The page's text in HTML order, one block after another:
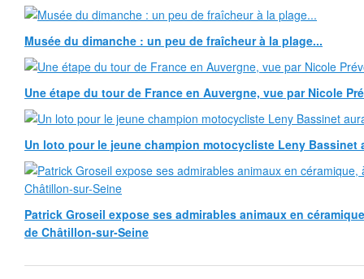
Musée du dimanche : un peu de fraîcheur à la plage...
Une étape du tour de France en Auvergne, vue par Nicole
Un loto pour le jeune champion motocycliste Leny Bassinet
Patrick Groseil expose ses admirables animaux en
de Châtillon-sur-Seine